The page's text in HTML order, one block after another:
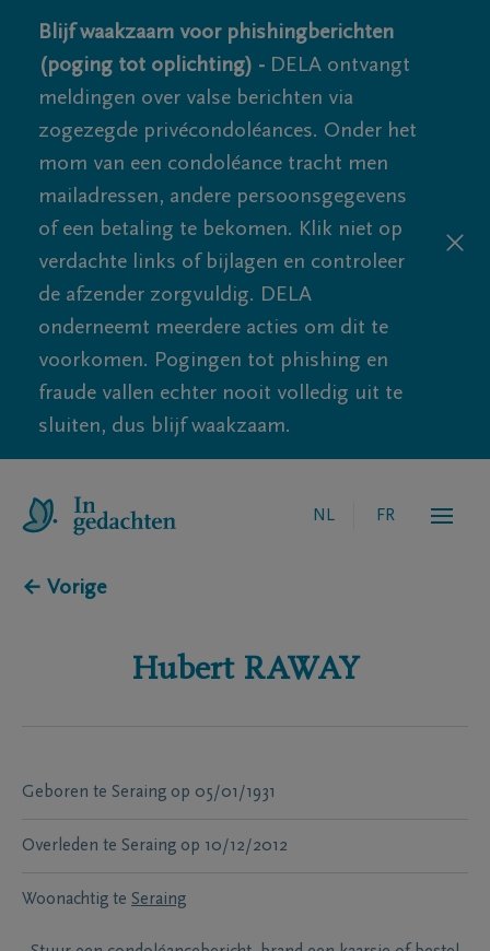
Blijf waakzaam voor phishingberichten
(poging tot oplichting) - DELA ontvangt
meldingen over valse berichten via
zogezegde privécondoléances. Onder het
mom van een condoléance tracht men
mailadressen, andere persoonsgegevens
of een betaling te bekomen. Klik niet op
verdachte links of bijlagen en controleer
de afzender zorgvuldig. DELA
onderneemt meerdere acties om dit te
voorkomen. Pogingen tot phishing en
fraude vallen echter nooit volledig uit te
sluiten, dus blijf waakzaam.
NL FR
← Vorige
Hubert RAWAY
Geboren te Seraing op 05/01/1931
Overleden te Seraing op 10/12/2012
Woonachtig te Seraing